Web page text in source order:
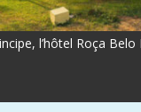
l’hôtel Roça